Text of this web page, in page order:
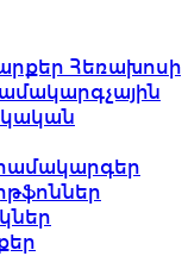
Հեռախոսի